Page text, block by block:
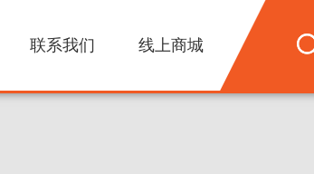
联系我们 线上商城